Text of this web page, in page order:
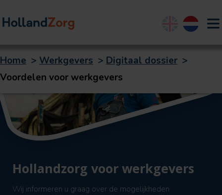
EnglishNederlands
Home > Werkgevers > Digitaal dossier >
Voordelen voor werkgevers
Hollandzorg voor werkgevers
Wij informeren u graag over de mogelijkheden